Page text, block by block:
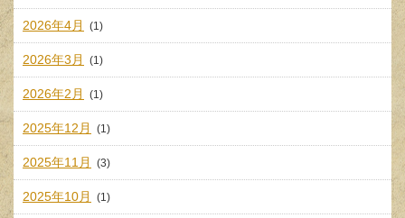
2026年4月 (1)
2026年3月 (1)
2026年2月 (1)
2025年12月 (1)
2025年11月 (3)
2025年10月 (1)